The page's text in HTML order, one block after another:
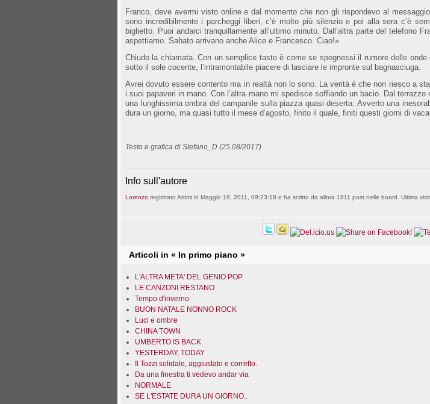
Franco, deve avermi visto online e dal momento che non gli rispondevo al
sono incredibilmente i parcheggi liberi, c’è molto più silenzio e poi alla sera c’è
biglietto. Puoi andarci tranquillamente all’ultimo minuto. Dall’altra parte del
aspettiamo. Sabato arrivano anche Alice e Francesco. Ciao!»
Chiudo la chiamata. Con un semplice tasto è come se spegnessi il rumore delle
sotto il sole cocente, l’intramontabile piacere di lasciare le impronte sul bagnasciuga.
Avrei dovuto essere contento ma in realtà non lo sono. La verità è che non riesco a
i suoi papaveri in mano. Con l’altra mano mi spedisce soffiando un bacio. Dal
una lunghissima ombra del campanile sulla piazza quasi deserta. Avverto una
dura un giorno, ma quasi tutto il mese d’agosto, finito il quale, finiti questi giorni di
Testo e grafica di Stefano_D (25.08/2017)
Info sull'autore
Lorenzo registrato Attimi in Maggio 19, 2011, 09:23:18 e ha scritto da allora 1811 post nelle board. Ultima
Articoli in « In primo piano »
L'ALTRA META' DEL GENIO POP
LE CANZONI RESTANO
Tempo d'inverno
BUON NATALE NONNO ROCK
Luci e ombre
CHINA TOWN
UMBERTO IS BACK
YESTERDAY, TODAY
Il Tozzi solidale, aggiustato e corretto.
Da una finestra ti vedevo andar via
NORMALE
SE L'ESTATE DURA UN GIORNO..